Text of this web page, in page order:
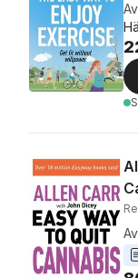
Av
Av